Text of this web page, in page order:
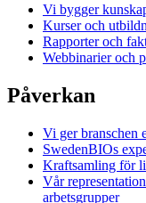
Vi bygger
Kurser och
Rapporter och
Webbinarier och
Påverkan
Vi ger branschen
SwedenBIOs
Kraftsamling för
Vår
arbetsgrupper